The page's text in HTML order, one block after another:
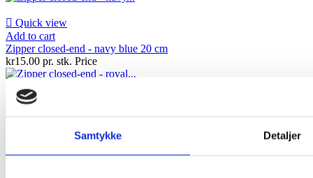
Samtykke Detaljer
 Quick view
Add to cart
Zipper closed-end - navy blue 20 cm
kr15.00 pr. stk. Price
Quick view
Price